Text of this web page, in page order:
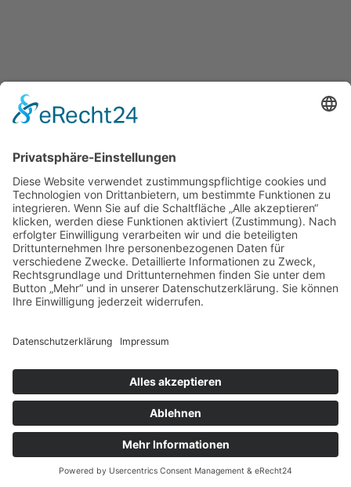
vorpommerncloud ist eine Marke der:
msisdesign. GmbH & Co. KGAlte Dorfstraße 19 a
17392 BoldekowDeutschland
Jetzt mehr erfahren:
Wir bieten flexible, sichere und zukunftsfähige IT-